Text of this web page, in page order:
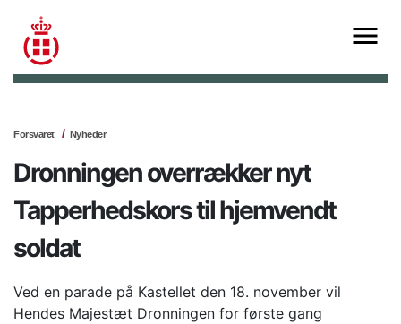
Forsvaret Nyheder
Dronningen overrækker nyt
Tapperhedskors til hjemvendt
soldat
Ved en parade på Kastellet den 18. november vil
Hendes Majestæt Dronningen for første gang